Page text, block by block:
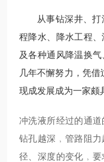
从事钻深井、
程降水、降水工程
及各种通风降温换
几年不懈努力，凭借
现成发展成为一家颇
冲洗液所经过的通道
钻孔越深﹐管路阻
径、深度的变化﹐